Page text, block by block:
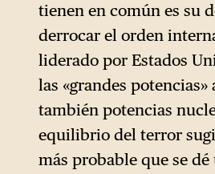
tienen en común es su
derrocar el orden
liderado por Estados
las «grandes potencias»
también potencias
equilibrio del terror
más probable que se dé